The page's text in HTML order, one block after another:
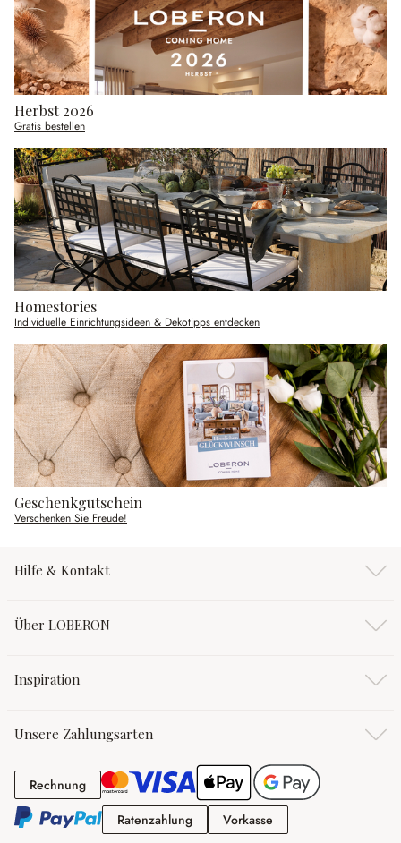
Herbst 2026
Gratis bestellen
Homestories
Individuelle Einrichtungsideen & Dekotipps entdecken
Geschenkgutschein
Verschenken Sie Freude!
Hilfe & Kontakt
Über LOBERON
Inspiration
Unsere Zahlungsarten
RechnungRechnung
RatenzahlungRatenzahlung
Vorkasse